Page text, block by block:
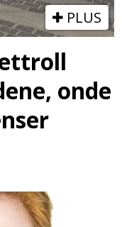
PLUS
onde